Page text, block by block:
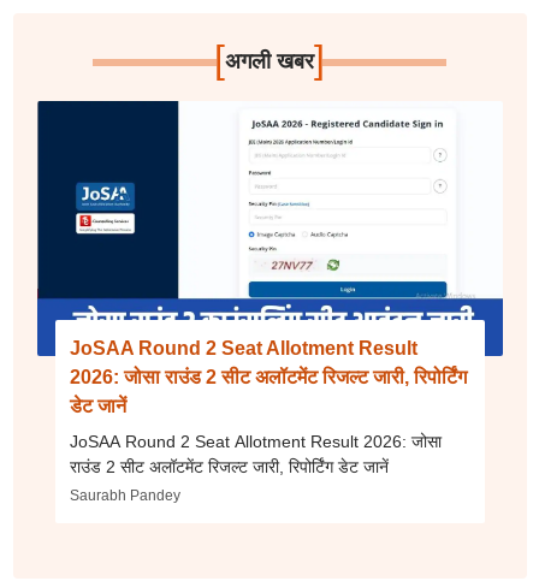
[अगली खबर]
JoSAA Round 2 Seat Allotment Result
2026: जोसा राउंड 2 सीट अलॉटमेंट रिजल्ट जारी, रिपोर्टिंग
डेट जानें
JoSAA Round 2 Seat Allotment Result 2026: जोसा
राउंड 2 सीट अलॉटमेंट रिजल्ट जारी, रिपोर्टिंग डेट जानें
Saurabh Pandey